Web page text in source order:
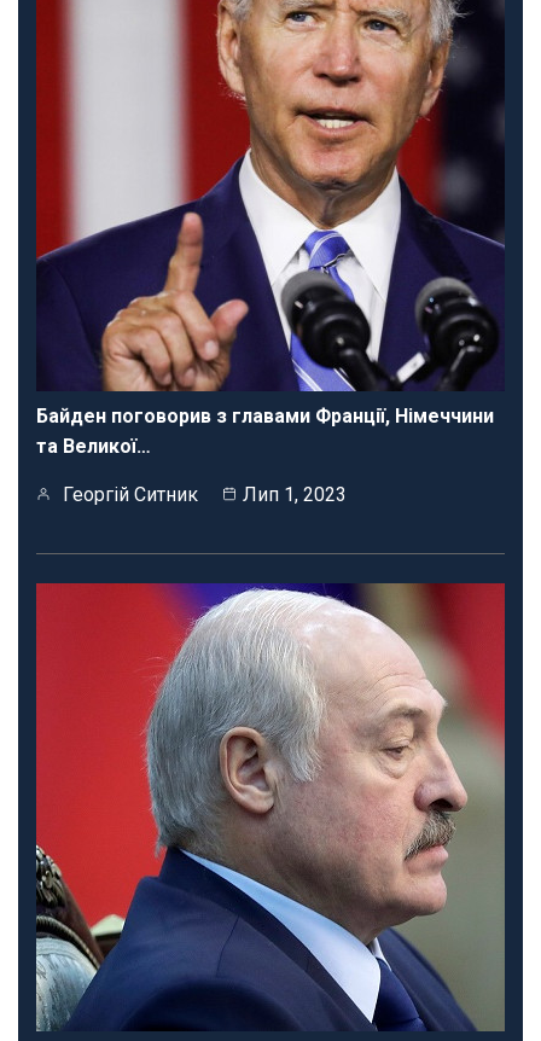
Байден поговорив з главами Франції, Німеччини
та Великої…
Георгій Ситник Лип 1, 2023